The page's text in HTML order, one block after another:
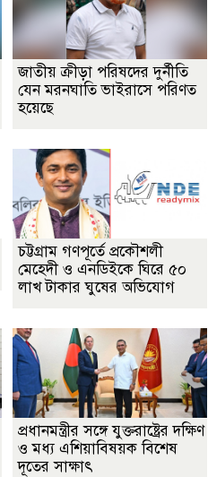
জাতীয় ক্রীড়া পরিষদের দুর্নীতি
যেন মরনঘাতি ভাইরাসে পরিণত
হয়েছে
চট্টগ্রাম গণপূর্তে প্রকৌশলী
মেহেদী ও এনডিইকে ঘিরে ৫০
লাখ টাকার ঘুষের অভিযোগ
প্রধানমন্ত্রীর সঙ্গে যুক্তরাষ্ট্রের দক্ষিণ
ও মধ্য এশিয়াবিষয়ক বিশেষ
দূতের সাক্ষাৎ